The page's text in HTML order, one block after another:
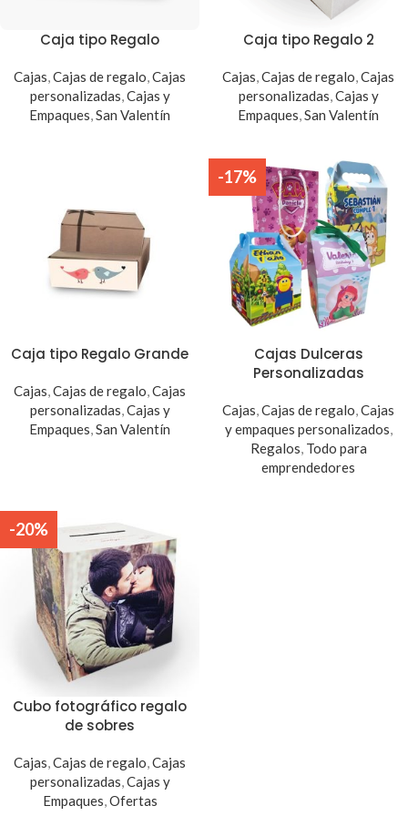
Caja tipo Regalo
Cajas,Cajas de regalo,Cajas
personalizadas,Cajas y
Empaques,San Valentín
Caja tipo Regalo 2
Cajas,Cajas de regalo,Cajas
personalizadas,Cajas y
Empaques,San Valentín
Caja tipo Regalo Grande
Cajas,Cajas de regalo,Cajas
personalizadas,Cajas y
Empaques,San Valentín
-17%
Cajas Dulceras
Personalizadas
Cajas,Cajas de regalo,Cajas
y empaques personalizados,
Regalos, Todo para
emprendedores
-20%
Cubo fotográfico regalo
de sobres
Cajas,Cajas de regalo,Cajas
personalizadas,Cajas y
Empaques,Ofertas